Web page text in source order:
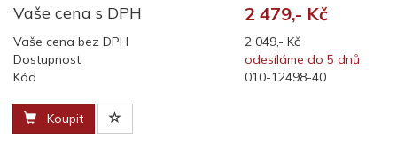
Vaše cena s DPH 2 479,- Kč
Vaše cena bez DPH
2 049,- Kč
Dostupnost
odesíláme do 5 dnů
Kód
010-12498-40
Koupit